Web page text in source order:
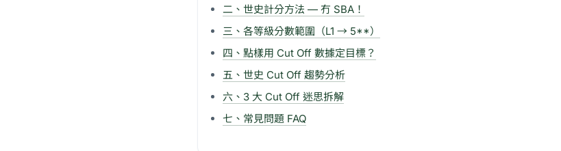
二、世史計分方法 — 冇 SBA！
三、各等級分數範圍（L1 → 5**）
四、點樣用 Cut Off 數據定目標？
五、世史 Cut Off 趨勢分析
六、3 大 Cut Off 迷思拆解
七、常見問題 FAQ